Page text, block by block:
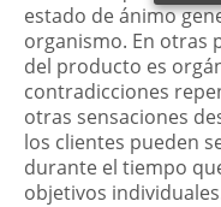
estado de ánimo
organismo. En otras
del producto es
contradicciones
otras sensaciones
los clientes pueden
durante el tiempo
objetivos